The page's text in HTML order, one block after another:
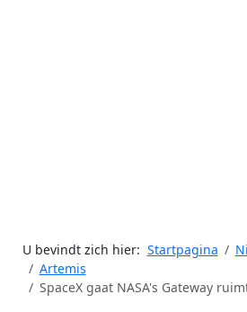
U bevindt zich hier: Startpagina
Artemis
SpaceX gaat NASA's Gateway